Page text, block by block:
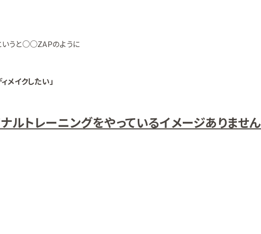
いうと○○ZAPのように
メイクしたい」
ルトレーニングをやっているイメージありませ